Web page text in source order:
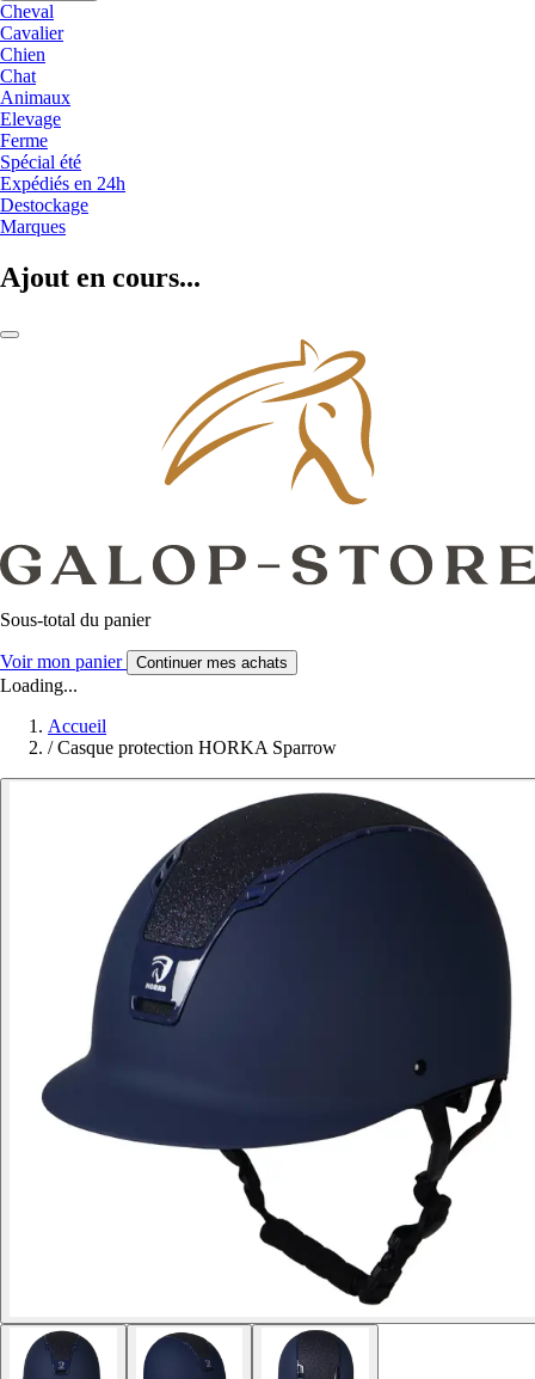
Cheval
Cavalier
Chien
Chat
Animaux
Elevage
Ferme
Spécial été
Expédiés en 24h
Destockage
Marques
Ajout en cours...
Sous-total du panier
Voir mon panier Continuer mes achats
Loading...
Accueil
/ Casque protection HORKA Sparrow